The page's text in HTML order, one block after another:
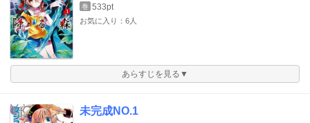
巻 533pt
お気に入り：6人
あらすじを見る▼
未完成NO.1